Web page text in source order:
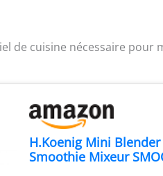
de cuisine nécessaire pour
H.Koenig Mini Blender
Smoothie Mixeur